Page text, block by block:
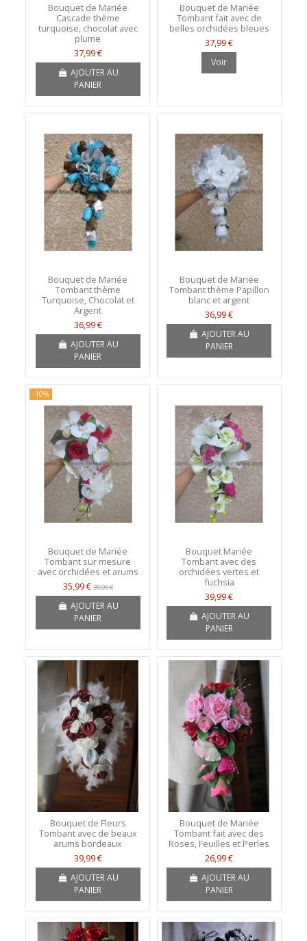
Bouquet de Mariée
Cascade thème
turquoise, chocolat avec
plume
37,99 €
AJOUTER AU
PANIER
Bouquet de Mariée
Tombant fait avec de
belles orchidées bleues
37,99 €
Voir
Bouquet de Mariée
Tombant thème
Turquoise, Chocolat et
Argent
36,99 €
AJOUTER AU
PANIER
Bouquet de Mariée
Tombant thème Papillon
blanc et argent
36,99 €
AJOUTER AU
PANIER
-10%
Bouquet de Mariée
Tombant sur mesure
avec orchidées et arums
35,99 € 39,99 €
AJOUTER AU
PANIER
Bouquet Mariée
Tombant avec des
orchidées vertes et
fuchsia
39,99 €
AJOUTER AU
PANIER
Bouquet de Fleurs
Tombant avec de beaux
arums bordeaux
39,99 €
AJOUTER AU
PANIER
Bouquet de Mariée
Tombant fait avec des
Roses, Feuilles et Perles
26,99 €
AJOUTER AU
PANIER